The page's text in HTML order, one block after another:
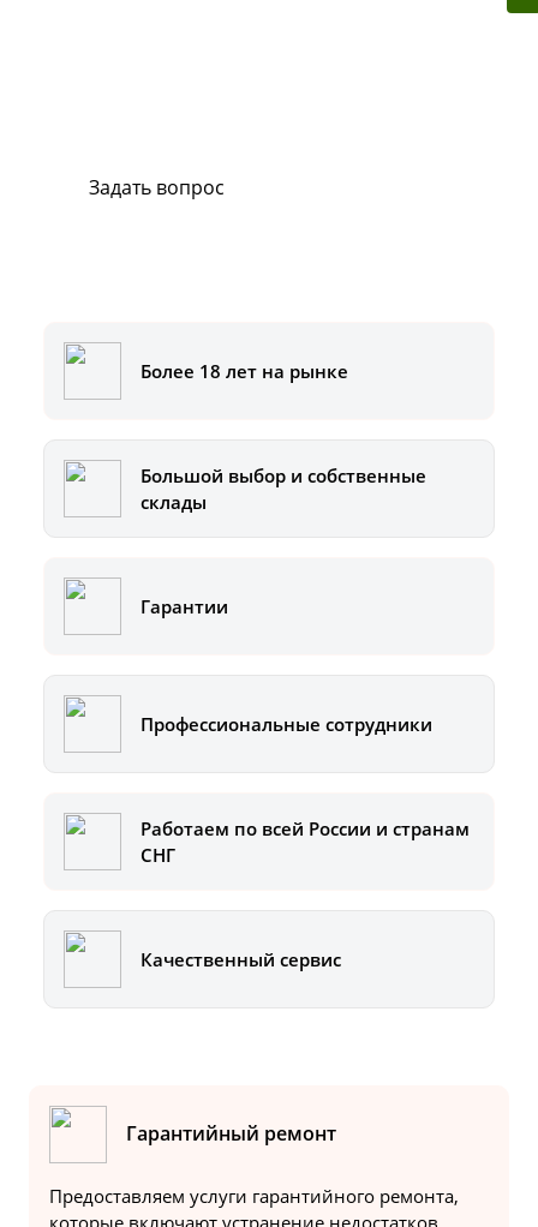
Задать вопрос
Более 18 лет на рынке
Большой выбор и собственные
склады
Гарантии
Профессиональные сотрудники
Работаем по всей России и странам
СНГ
Качественный сервис
Гарантийный ремонт
Предоставляем услуги гарантийного ремонта,
которые включают устранение недостатков